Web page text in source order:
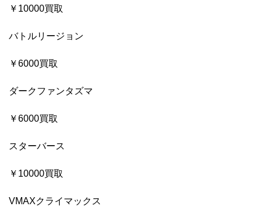
￥10000買取
バトルリージョン
￥6000買取
ダークファンタズマ
￥6000買取
スターバース
￥10000買取
VMAXクライマックス